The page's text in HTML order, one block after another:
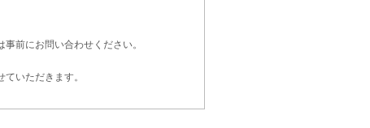
前にお問い合わせください。
いただきます。